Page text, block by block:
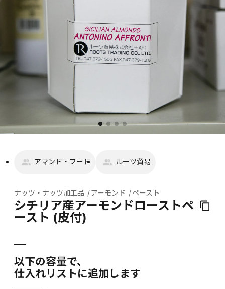
アマンド・フード ルーツ貿易
ナッツ・ナッツ加工品 アーモンド ペースト
シチリア産アーモンドローストペ
ースト (皮付)
以下の容量で、
仕入れリストに追加します